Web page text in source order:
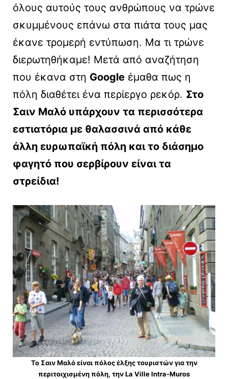
όλους αυτούς τους ανθρώπους να τρώνε
σκυμμένους επάνω στα πιάτα τους μας
έκανε τρομερή εντύπωση. Μα τι τρώνε
διερωτηθήκαμε! Μετά από αναζήτηση
που έκανα στη Google έμαθα πως η
πόλη διαθέτει ένα περίεργο ρεκόρ. Στο
Σαιν Μαλό υπάρχουν τα περισσότερα
εστιατόρια με θαλασσινά από κάθε
άλλη ευρωπαϊκή πόλη και το διάσημο
φαγητό που σερβίρουν είναι τα
στρείδια!
Το Σαιν Μαλό είναι πόλος έλξης τουριστών για την
περιτοιχισμένη πόλη, την La Ville Intra-Muros